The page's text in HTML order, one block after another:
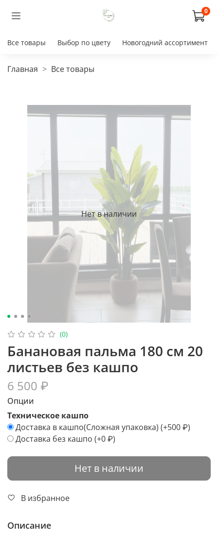
0
Все товары Выбор по цвету Новогодний ассортимент
Главная Все товары
Нет в наличии
(0)
Банановая пальма 180 см 20
листьев без кашпо
6 500 ₽
Опции
Техническое кашпо
Доставка в кашпо(Сложная упаковка) (+500 ₽)
Доставка без кашпо (+0 ₽)
Нет в наличии
В избранное
Описание